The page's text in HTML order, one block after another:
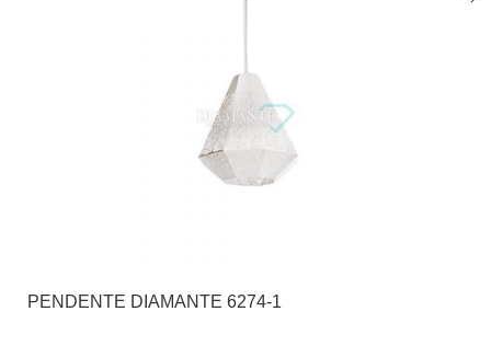
PENDENTE DIAMANTE 6274-1